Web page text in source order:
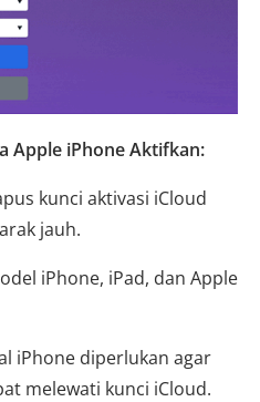
Apple iPhone Aktifkan:
kunci aktivasi iCloud
jauh.
iPhone, iPad, dan Apple
iPhone diperlukan agar
melewati kunci iCloud.